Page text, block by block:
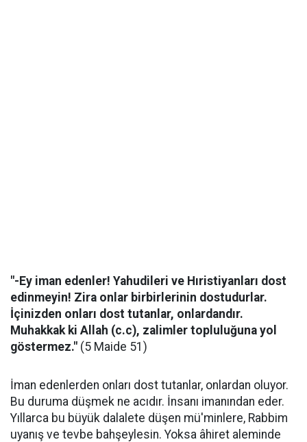
"-Ey iman edenler! Yahudileri ve Hıristiyanları dost
edinmeyin! Zira onlar birbirlerinin dostudurlar.
İçinizden onları dost tutanlar, onlardandır.
Muhakkak ki Allah (c.c), zalimler topluluğuna yol
göstermez." (5 Maide 51)
İman edenlerden onları dost tutanlar, onlardan oluyor.
Bu duruma düşmek ne acıdır. İnsanı imanından eder.
Yıllarca bu büyük dalalete düşen mü'minlere, Rabbim
uyanış ve tevbe bahşeylesin. Yoksa âhiret aleminde